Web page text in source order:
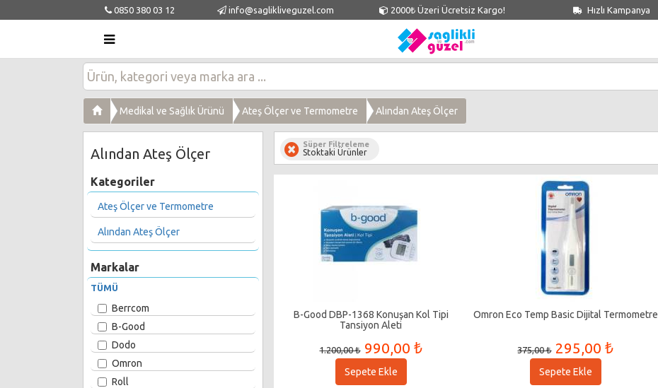
0850 380 03 12 info@saglikliveguzel.com 2000₺ Üzeri Ücretsiz Kargo! Hızlı Kampanya
Medikal ve Sağlık Ürünü Ateş Ölçer ve Termometre Alından Ateş Ölçer
Alından Ateş Ölçer
Kategoriler
Ateş Ölçer ve Termometre
Alından Ateş Ölçer
Markalar
TÜMÜ
Berrcom
B-Good
Dodo
Omron
Roll
Süper Filtreleme
Stoktaki Ürünler
B-Good DBP-1368 Konuşan Kol Tipi
Tansiyon Aleti
1.200,00 ₺ 990,00 ₺
Sepete Ekle
Omron Eco Temp Basic Dijital Termometre
375,00 ₺ 295,00 ₺
Sepete Ekle